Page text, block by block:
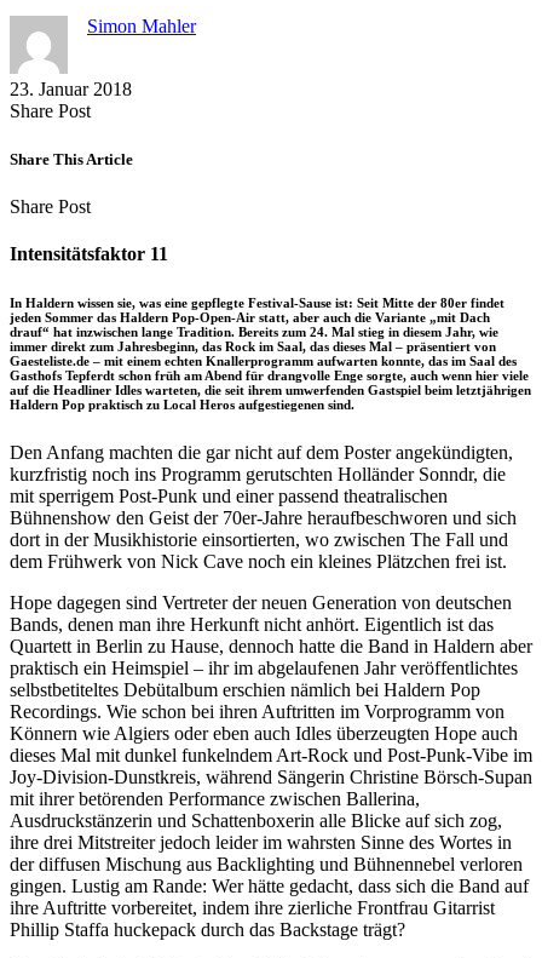
Simon Mahler
23. Januar 2018
Share PostShare
Facebook
Copy
to
Send
via
Share This Article
Share PostShare
Facebook
Copy
to
Send
via
Intensitätsfaktor 11
In Haldern wissen sie, was eine gepflegte Festival-Sause ist: Seit Mitte der 80er findet
jeden Sommer das Haldern Pop-Open-Air statt, aber auch die Variante „mit Dach
drauf“ hat inzwischen lange Tradition. Bereits zum 24. Mal stieg in diesem Jahr, wie
immer direkt zum Jahresbeginn, das Rock im Saal, das dieses Mal – präsentiert von
Gaesteliste.de – mit einem echten Knallerprogramm aufwarten konnte, das im Saal des
Gasthofs Tepferdt schon früh am Abend für drangvolle Enge sorgte, auch wenn hier viele
auf die Headliner Idles warteten, die seit ihrem umwerfenden Gastspiel beim letztjährigen
Haldern Pop praktisch zu Local Heros aufgestiegenen sind.
Den Anfang machten die gar nicht auf dem Poster angekündigten,
kurzfristig noch ins Programm gerutschten Holländer Sonndr, die
mit sperrigem Post-Punk und einer passend theatralischen
Bühnenshow den Geist der 70er-Jahre heraufbeschworen und sich
dort in der Musikhistorie einsortierten, wo zwischen The Fall und
dem Frühwerk von Nick Cave noch ein kleines Plätzchen frei ist.
Hope dagegen sind Vertreter der neuen Generation von deutschen
Bands, denen man ihre Herkunft nicht anhört. Eigentlich ist das
Quartett in Berlin zu Hause, dennoch hatte die Band in Haldern aber
praktisch ein Heimspiel – ihr im abgelaufenen Jahr veröffentlichtes
selbstbetiteltes Debütalbum erschien nämlich bei Haldern Pop
Recordings. Wie schon bei ihren Auftritten im Vorprogramm von
Könnern wie Algiers oder eben auch Idles überzeugten Hope auch
dieses Mal mit dunkel funkelndem Art-Rock und Post-Punk-Vibe im
Joy-Division-Dunstkreis, während Sängerin Christine Börsch-Supan
mit ihrer betörenden Performance zwischen Ballerina,
Ausdruckstänzerin und Schattenboxerin alle Blicke auf sich zog,
ihre drei Mitstreiter jedoch leider im wahrsten Sinne des Wortes in
der diffusen Mischung aus Backlighting und Bühnennebel verloren
gingen. Lustig am Rande: Wer hätte gedacht, dass sich die Band auf
ihre Auftritte vorbereitet, indem ihre zierliche Frontfrau Gitarrist
Phillip Staffa huckepack durch das Backstage trägt?